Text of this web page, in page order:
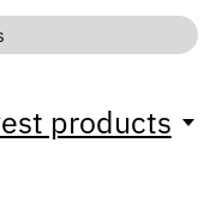
products